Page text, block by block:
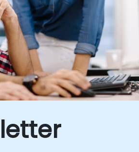
können verschiedene
verwendet werden (z. B.
Tomcat usw.). Wünschen
Images oder weitere
für dieses Training?
uns bitte.
hinzufügen, entfernen
möchten, kontaktieren Sie